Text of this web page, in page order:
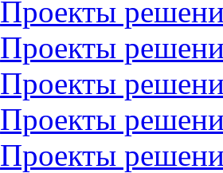
Проекты
Проекты
Проекты
Проекты
Проекты